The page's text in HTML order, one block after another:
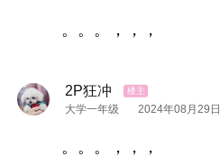
。。。，，，
2P狂冲
大学一年级 2024年08月29日
。。。，，，